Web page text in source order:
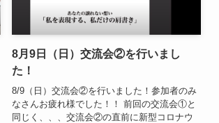
8月9日（日）交流会②を行いまし
た！
8/9（日）交流会②を行いました！参加者のみ
なさんお疲れ様でした！！ 前回の交流会①と
同じく、、、交流会②の直前に新型コロナウ